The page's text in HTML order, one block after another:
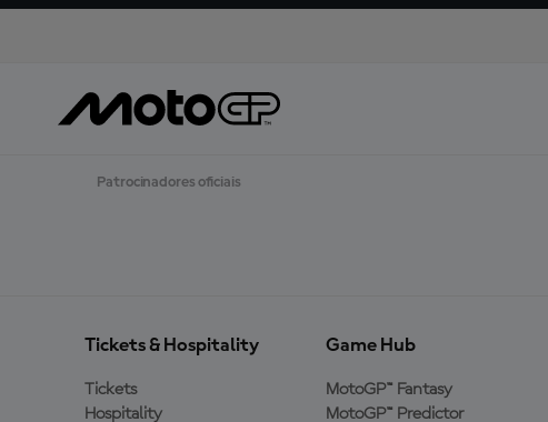
Patrocinadores oficiais
Tickets & Hospitality
Tickets
Hospitality
Game Hub
MotoGP™ Fantasy
MotoGP™ Predictor